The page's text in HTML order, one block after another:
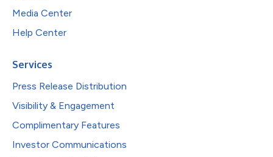
Media Center
Help Center
Services
Press Release Distribution
Visibility & Engagement
Complimentary Features
Investor Communications